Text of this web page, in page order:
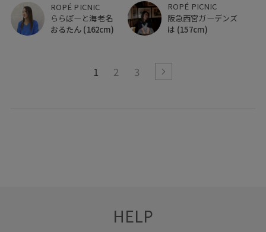
ROPÉ PICNIC
ららぽーと海老名
おるたん (162cm)
ROPÉ PICNIC
阪急西宮ガーデンズ
は (157cm)
1 2 3
HELP